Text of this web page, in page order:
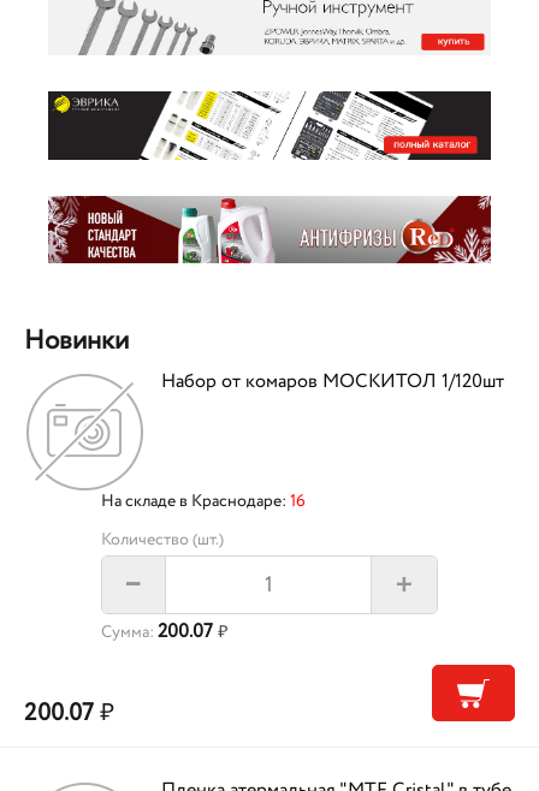
Новинки
Набор от комаров МОСКИТОЛ 1/120шт
На складе в Краснодаре: 16
Количество (шт.)
– +
Сумма: 200.07 ₽
200.07₽